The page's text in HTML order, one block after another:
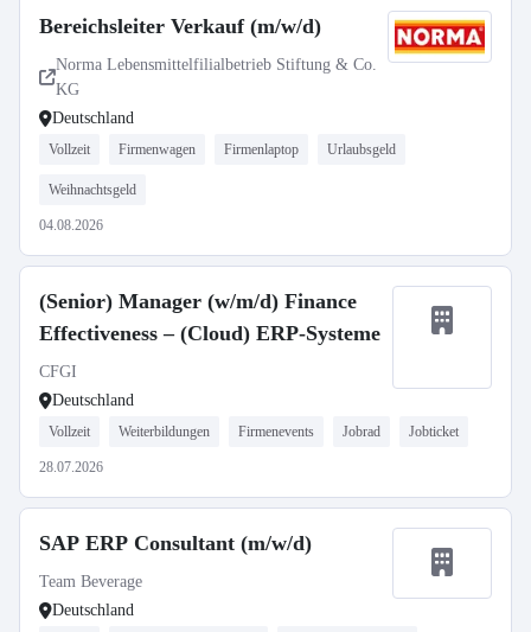
Bereichsleiter Verkauf (m/w/d)
Norma Lebensmittelfilialbetrieb Stiftung & Co.
KG
Deutschland
Vollzeit Firmenwagen Firmenlaptop Urlaubsgeld
Weihnachtsgeld
04.08.2026
(Senior) Manager (w/m/d) Finance
Effectiveness – (Cloud) ERP-Systeme
CFGI
Deutschland
Vollzeit Weiterbildungen Firmenevents Jobrad Jobticket
28.07.2026
SAP ERP Consultant (m/w/d)
Team Beverage
Deutschland